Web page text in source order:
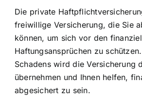
Die private
freiwillige Versicherung, die Sie
können, um sich vor den
Haftungsansprüchen zu
Schadens wird die Versicherung
übernehmen und Ihnen helfen,
abgesichert zu sein.